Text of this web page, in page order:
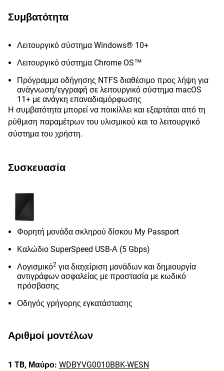
Συμβατότητα
Λειτουργικό σύστημα Windows® 10+
Λειτουργικό σύστημα Chrome OS™
Πρόγραμμα οδήγησης NTFS διαθέσιμο προς λήψη για
ανάγνωση/εγγραφή σε λειτουργικό σύστημα macOS
11+ με ανάγκη επαναδιαμόρφωσης
Η συμβατότητα μπορεί να ποικίλλει και εξαρτάται από τη
ρύθμιση παραμέτρων του υλισμικού και το λειτουργικό
σύστημα του χρήστη.
Συσκευασία
Φορητή μονάδα σκληρού δίσκου My Passport
Καλώδιο SuperSpeed USB-Α (5 Gbps)
Λογισμικό2 για διαχείριση μονάδων και δημιουργία
αντιγράφων ασφαλείας με προστασία με κωδικό
πρόσβασης
Οδηγός γρήγορης εγκατάστασης
Αριθμοί μοντέλων
1 TB, Μαύρο: WDBYVG0010BBK-WESN